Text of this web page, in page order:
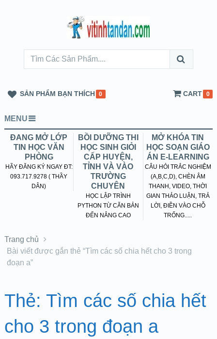
SẢN PHẨM BẠN THÍCH 0 CART 0
MENU
ĐANG MỞ LỚP
TIN HỌC VĂN
PHÒNG
HÃY ĐĂNG KÝ NGAY ĐT:
093.717.9278 ( THẦY
DÂN)
BỒI DƯỠNG THI
HỌC SINH GIỎI
CẤP HUYỆN,
TỈNH VÀ VÀO
TRƯỜNG
CHUYÊN
HỌC LẬP TRÌNH
PYTHON TỪ CĂN BẢN
ĐẾN NÂNG CAO
MỞ KHÓA TIN
HỌC SOẠN GIÁO
ÁN E-LEARNING
CÂU HỎI TRẮC NGHIỆM
(A,B,C,D), CHÈN ÂM
THANH, VIDEO, THỜI
GIAN THẢO LUẬN, TRẢ
LỜI, ĐIỀN VÀO CHỖ
TRỐNG.....
Trang chủ
Bài viết được gắn thẻ “Tìm các số chia hết cho 3 trong
đoạn a”
Thẻ: Tìm các số chia hết
cho 3 trong đoạn a